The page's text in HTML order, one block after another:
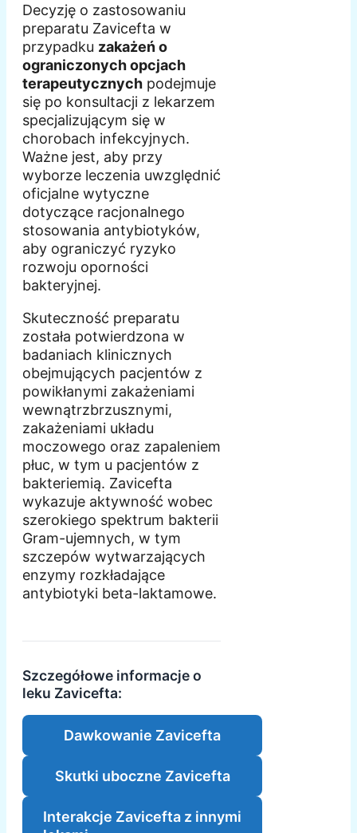
Decyzję o zastosowaniu
preparatu Zavicefta w
przypadku zakażeń o
ograniczonych opcjach
terapeutycznych podejmuje
się po konsultacji z lekarzem
specjalizującym się w
chorobach infekcyjnych.
Ważne jest, aby przy
wyborze leczenia uwzględnić
oficjalne wytyczne
dotyczące racjonalnego
stosowania antybiotyków,
aby ograniczyć ryzyko
rozwoju oporności
bakteryjnej.
Skuteczność preparatu
została potwierdzona w
badaniach klinicznych
obejmujących pacjentów z
powikłanymi zakażeniami
wewnątrzbrzusznymi,
zakażeniami układu
moczowego oraz zapaleniem
płuc, w tym u pacjentów z
bakteriemią. Zavicefta
wykazuje aktywność wobec
szerokiego spektrum bakterii
Gram-ujemnych, w tym
szczepów wytwarzających
enzymy rozkładające
antybiotyki beta-laktamowe.
Szczegółowe informacje o
leku Zavicefta:
Dawkowanie Zavicefta
Skutki uboczne Zavicefta
Interakcje Zavicefta z innymi